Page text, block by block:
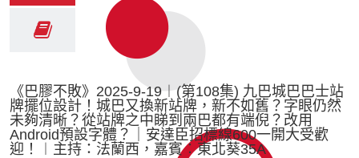
《巴膠不敗》2025-9-19︱(第108集) 九巴城巴巴士站
牌擺位設計！城巴又換新站牌，新不如舊？字眼仍然
未夠清晰？從站牌之中睇到兩巴都有端倪？改用
Android預設字體？｜安達臣招標線600一開大受歡
迎！︱主持：法蘭西，嘉賓︰東北葵35A